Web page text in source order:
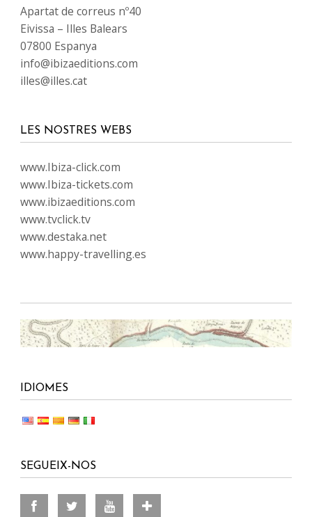
Apartat de correus nº40
Eivissa – Illes Balears
07800 Espanya
info@ibizaeditions.com
illes@illes.cat
LES NOSTRES WEBS
www.Ibiza-click.com
www.Ibiza-tickets.com
www.ibizaeditions.com
www.tvclick.tv
www.destaka.net
www.happy-travelling.es
IDIOMES
SEGUEIX-NOS